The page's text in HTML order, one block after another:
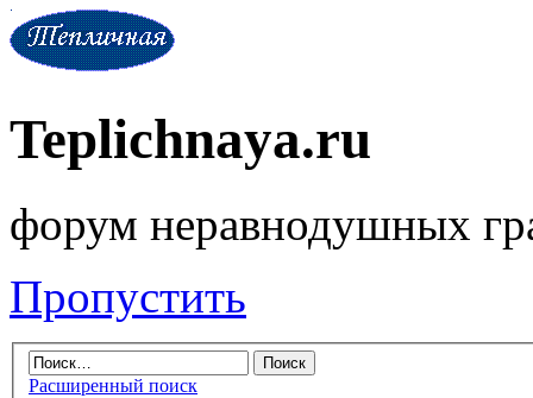
Teplichnaya.ru
форум неравнодушных
Пропустить
Расширенный поиск